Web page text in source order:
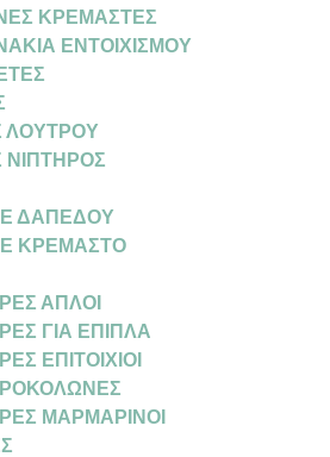
ΚΡΕΜΑΣΤΕΣ
ΕΝΤΟΙΧΙΣΜΟΥ
ΛΟΥΤΡΟΥ
ΝΙΠΤΗΡΟΣ
ΔΑΠΕΔΟΥ
ΚΡΕΜΑΣΤΟ
ΑΠΛΟΙ
ΓΙΑ ΕΠΙΠΛΑ
ΕΠΙΤΟΙΧΙΟΙ
ΜΑΡΜΑΡΙΝΟΙ